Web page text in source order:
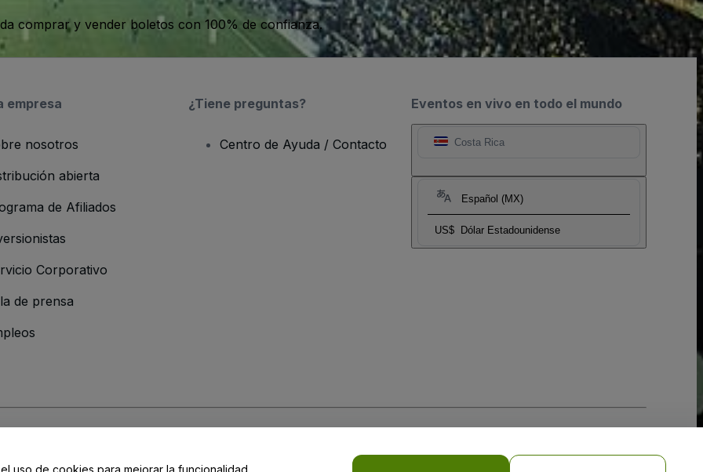
comprar y vender boletos con 100% de confianza.
Eventos en vivo en todo el mundo
Costa Rica
Español (MX)
US$ Dólar Estadounidense
empresa
nosotros
abierta
de Afiliados
Corporativo
de prensa
¿Tiene preguntas?
Centro de Ayuda / Contacto
y de laPolítica de Privacidad para Móviles
uso de cookies para mejorar la funcionalidad